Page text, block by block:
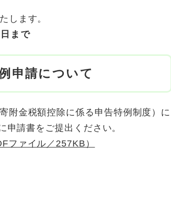
します。
まで
申請について
附金税額控除に係る申告特例制度）に
申請書をご提出ください。
ファイル／257KB）